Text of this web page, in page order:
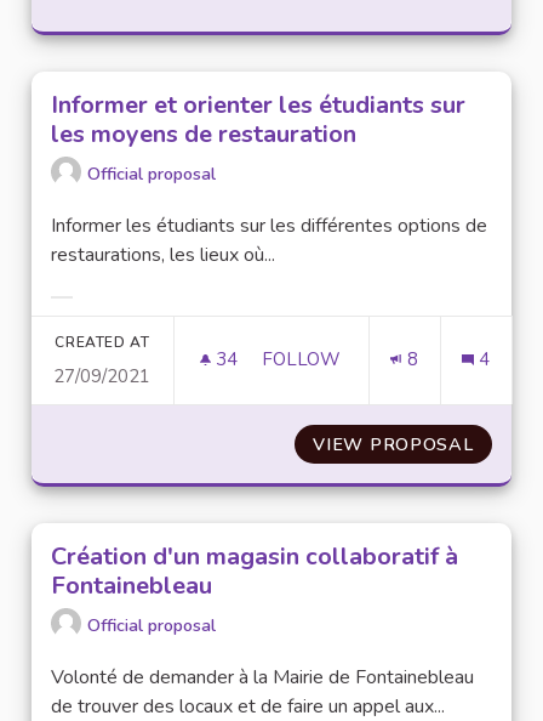
Informer et orienter les étudiants sur
les moyens de restauration
Official proposal
Informer les étudiants sur les différentes options de
restaurations, les lieux où...
CREATED AT
27/09/2021
34 34 FOLLOWERS
FOLLOW 8 4
VIEW PROPOSAL
Création d'un magasin collaboratif à
Fontainebleau
Official proposal
Volonté de demander à la Mairie de Fontainebleau
de trouver des locaux et de faire un appel aux...